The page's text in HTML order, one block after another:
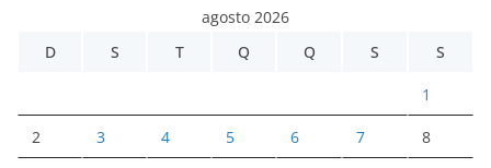
agosto 2026
D
S T Q Q S S
1
2 3 4 5 6 7 8